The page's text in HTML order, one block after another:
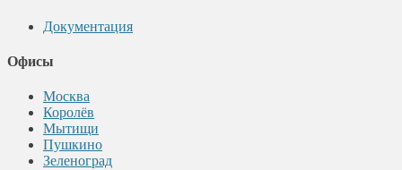
Документация
Офисы
Москва
Королёв
Мытищи
Пушкино
Зеленоград